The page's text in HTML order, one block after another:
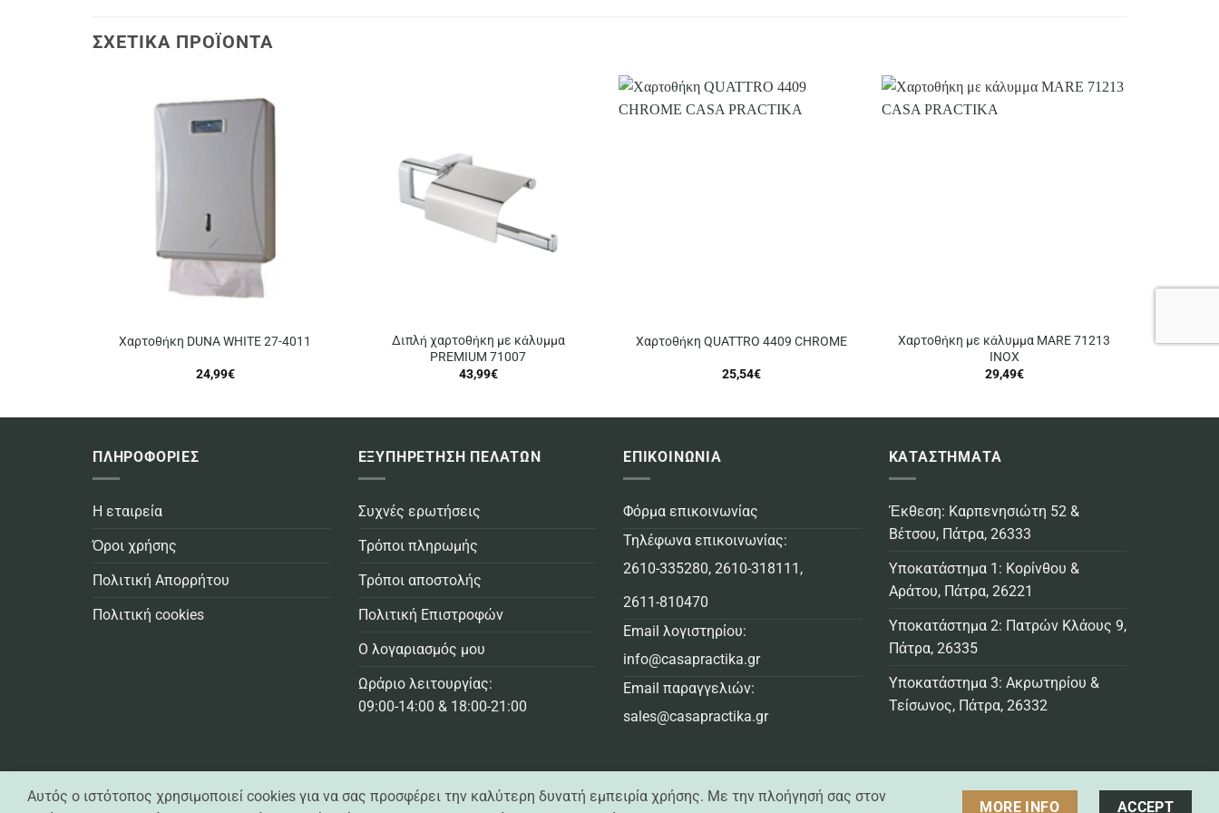
ΣΧΕΤΙΚΆ ΠΡΟΪΌΝΤΑ
Χαρτοθήκη DUNA WHITE 27-4011
24,99€
Διπλή χαρτοθήκη με κάλυμμα
PREMIUM 71007
43,99€
Χαρτοθήκη QUATTRO 4409 CHROME
25,54€
Χαρτοθήκη με κάλυμμα MARE 71213
INOX
29,49€
ΠΛΗΡΟΦΟΡΙΕΣ
Η εταιρεία
Όροι χρήσης
Πολιτική Απορρήτου
Πολιτική cookies
ΕΞΥΠΗΡΕΤΗΣΗ ΠΕΛΑΤΩΝ
Συχνές ερωτήσεις
Τρόποι πληρωμής
Τρόποι αποστολής
Πολιτική Επιστροφών
Ο λογαριασμός μου
Ωράριο λειτουργίας:
09:00-14:00 & 18:00-21:00
ΕΠΙΚΟΙΝΩΝΙΑ
Φόρμα επικοινωνίας
Τηλέφωνα επικοινωνίας:
2610-335280, 2610-318111 ,
2611-810470
Email λογιστηρίου:
info@casapractika.gr
Email παραγγελιών:
sales@casapractika.gr
ΚΑΤΑΣΤΗΜΑΤΑ
Έκθεση: Καρπενησιώτη 52 &
Βέτσου, Πάτρα, 26333
Υποκατάστημα 1: Κορίνθου &
Αράτου, Πάτρα, 26221
Υποκατάστημα 2: Πατρών Κλάους 9,
Πάτρα, 26335
Υποκατάστημα 3: Ακρωτηρίου &
Τείσωνος, Πάτρα, 26332
Credit Bank Cash
Casa Practika © 2021 -2026 - All Rights Reserved
Αυτός ο ιστότοπος χρησιμοποιεί cookies για να σας προσφέρει την καλύτερη δυνατή εμπειρία χρήσης. Με την πλοήγησή σας στον
MORE INFO ACCEPT